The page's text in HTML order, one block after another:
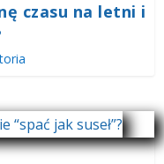
czasu na letni i